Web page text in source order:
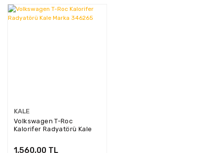
KALE
Volkswagen T-Roc
Kalorifer Radyatörü Kale
1.560,00 TL